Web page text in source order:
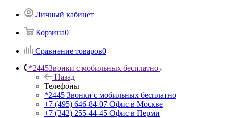
Личный кабинет
Корзина0
Сравнение товаров0
*2445Звонки с мобильных бесплатно
Назад
Телефоны
*2445 Звонки с мобильных бесплатно
+7 (495) 646-84-07 Офис в Москве
+7 (342) 255-44-45 Офис в Перми